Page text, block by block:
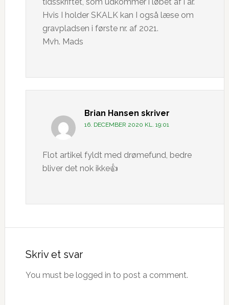
Hvis I holder SKALK kan I også læse om
gravpladsen i første nr. af 2021.
Mvh. Mads
Brian Hansen skriver
16. DECEMBER 2020 KL. 19:01
Flot artikel fyldt med drømefund, bedre
bliver det nok ikke👍
Skriv et svar
You must be logged in to post a comment.